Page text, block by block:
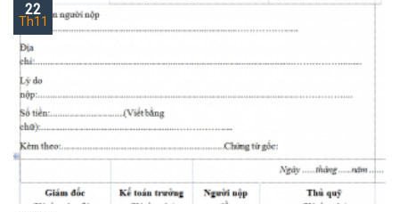
22
Th11